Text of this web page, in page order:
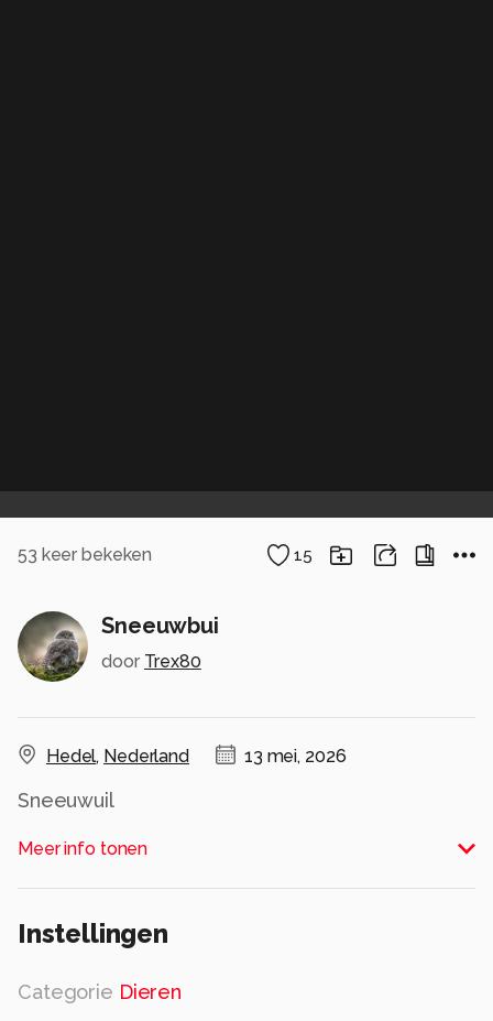
53 keer bekeken 15
Sneeuwbui
door Trex80
Hedel, Nederland 13 mei, 2026
Sneeuwuil
Alle rechten voorbehouden
Meer info tonen
Instellingen
Categorie Dieren